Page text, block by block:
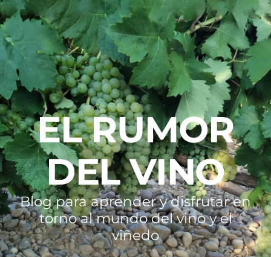
EL RUMOR
DEL VINO
Blog para aprender y disfrutar en
torno al mundo del vino y el
viñedo